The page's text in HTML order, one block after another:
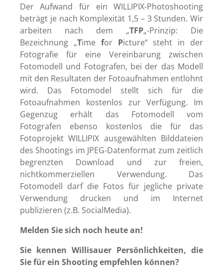
Der Aufwand für ein WILLIPIX-Photoshooting
beträgt je nach Komplexität 1,5 – 3 Stunden. Wir
arbeiten nach dem „TFP„-Prinzip: Die
Bezeichnung „Time for Picture“ steht in der
Fotografie für eine Vereinbarung zwischen
Fotomodell und Fotografen, bei der das Modell
mit den Resultaten der Fotoaufnahmen entlohnt
wird. Das Fotomodel stellt sich für die
Fotoaufnahmen kostenlos zur Verfügung. Im
Gegenzug erhält das Fotomodell vom
Fotografen ebenso kostenlos die für das
Fotoprojekt WILLIPIX ausgewählten Bilddateien
des Shootings im JPEG-Datenformat zum zeitlich
begrenzten Download und zur freien,
nichtkommerziellen Verwendung. Das
Fotomodell darf die Fotos für jegliche private
Verwendung drucken und im Internet
publizieren (z.B. SocialMedia).
Melden Sie sich noch heute an!
Sie kennen Willisauer Persönlichkeiten, die
Sie für ein Shooting empfehlen können?